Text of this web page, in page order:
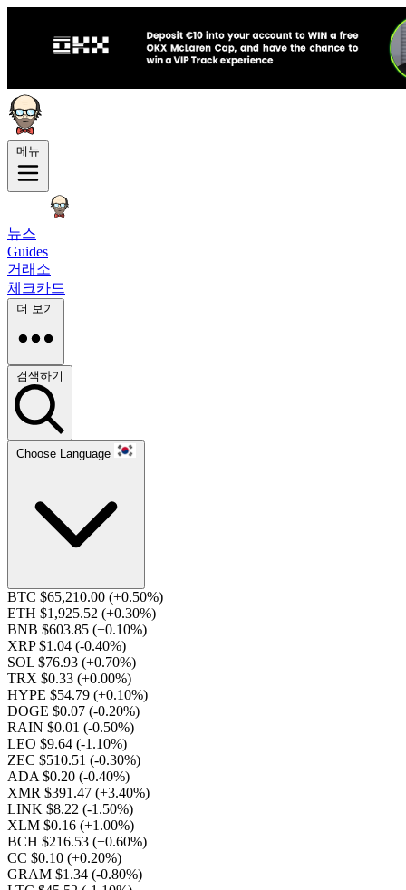
메뉴
뉴스
Guides
거래소
체크카드
더 보기
검색하기
Choose Language
BTC $65,210.00 (+0.50%)
ETH $1,925.52 (+0.30%)
BNB $603.85 (+0.10%)
XRP $1.04 (-0.40%)
SOL $76.93 (+0.70%)
TRX $0.33 (+0.00%)
HYPE $54.79 (+0.10%)
DOGE $0.07 (-0.20%)
RAIN $0.01 (-0.50%)
LEO $9.64 (-1.10%)
ZEC $510.51 (-0.30%)
ADA $0.20 (-0.40%)
XMR $391.47 (+3.40%)
LINK $8.22 (-1.50%)
XLM $0.16 (+1.00%)
BCH $216.53 (+0.60%)
CC $0.10 (+0.20%)
GRAM $1.34 (-0.80%)